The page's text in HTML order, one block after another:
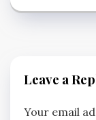
Leave a
Your email